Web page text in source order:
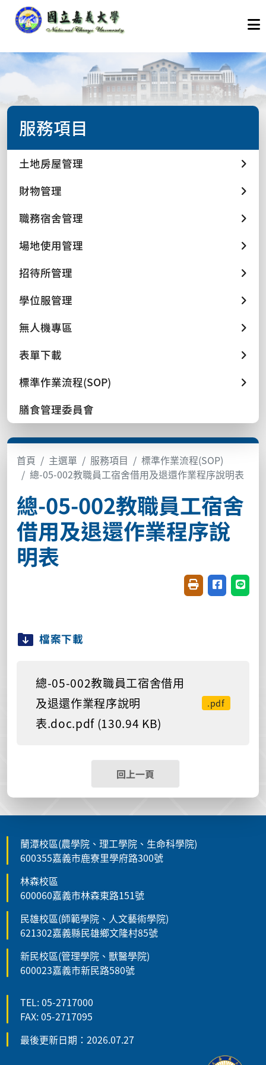
服務項目
土地房屋管理
財物管理
職務宿舍管理
場地使用管理
招待所管理
學位服管理
無人機專區
表單下載
標準作業流程(SOP)
膳食管理委員會
首頁 主選單 服務項目
標準作業流程(SOP)
總-05-002教職員工宿舍借用及退還作業程序說明表
總-05-002教職員工宿舍
借用及退還作業程序說
明表
友善列印(開新視
分享至臉書
分享
檔案下載
總-05-002教職員工宿舍借用
及退還作業程序說明
表.doc.pdf (130.94 KB)
.pdf
回上一頁
蘭潭校區(農學院、理工學院、生命科學院)
600355嘉義市鹿寮里學府路300號
林森校區
600060嘉義市林森東路151號
民雄校區(師範學院、人文藝術學院)
621302嘉義縣民雄鄉文隆村85號
新民校區(管理學院、獸醫學院)
600023嘉義市新民路580號
TEL: 05-2717000
FAX: 05-2717095
最後更新日期：2026.07.27